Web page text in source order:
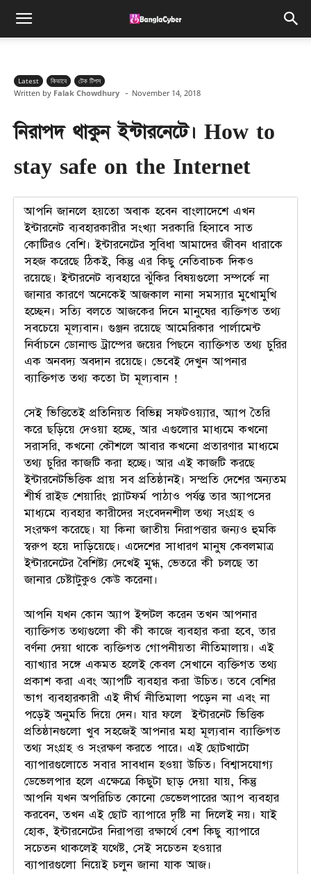
Latest কিভাবে টেক টিপস
Written by Falak Chowdhury - November 14, 2018
নিরাপদ থাকুন ইন্টারনেটে। How to
stay safe on the Internet
আপনি জানলে হয়তো অবাক হবেন বাংলাদেশে এখন
ইন্টারনেট ব্যবহারকারীর সংখ্যা সরকারি হিসাবে সাত
কোটিরও বেশি। ইন্টারনেটের সুবিধা আমাদের জীবন ধারাকে
সহজ করেছে ঠিকই, কিন্তু এর কিছু নেতিবাচক দিকও
রয়েছে। ইন্টারনেট ব্যবহারে ঝুঁকির বিষয়গুলো সম্পর্কে না
জানার কারণে অনেকেই আজকাল নানা সমস্যার মুখোমুখি
হচ্ছেন। সত্যি বলতে আজকের দিনে মানুষের ব্যক্তিগত তথ্য
সবচেয়ে মূল্যবান। গুঞ্জন রয়েছে আমেরিকার পার্লামেন্ট
নির্বাচনে ডোনাল্ড ট্রাম্পের জয়ের পিছনে ব্যাক্তিগত তথ্য চুরির
এক অনবদ্য অবদান রয়েছে। ভেবেই দেখুন আপনার
ব্যাক্তিগত তথ্য কতো টা মূল্যবান !
সেই ভিত্তিতেই প্রতিনিয়ত বিভিন্ন সফটওয়্যার, অ্যাপ তৈরি
করে ছড়িয়ে দেওয়া হচ্ছে, আর এগুলোর মাধ্যমে কখনো
সরাসরি, কখনো কৌশলে আবার কখনো প্রতারণার মাধ্যমে
তথ্য চুরির কাজটি করা হচ্ছে। আর এই কাজটি করছে
ইন্টারনেটভিত্তিক প্রায় সব প্রতিষ্ঠানই। সম্প্রতি দেশের অন্যতম
শীর্ষ রাইড শেয়ারিং প্ল্যাটফর্ম পাঠাও পর্যন্ত তার অ্যাপসের
মাধ্যমে ব্যবহার কারীদের সংবেদনশীল তথ্য সংগ্রহ ও
সংরক্ষণ করেছে। যা কিনা জাতীয় নিরাপত্তার জন্যও হুমকি
স্বরুপ হয়ে দাড়িয়েছে। এদেশের সাধারণ মানুষ কেবলমাত্র
ইন্টারনেটের বৈশিষ্ট্য দেখেই মুগ্ধ, ভেতরে কী চলছে তা
জানার চেষ্টাটুকুও কেউ করেনা।
আপনি যখন কোন অ্যাপ ইন্সটল করেন তখন আপনার
ব্যাক্তিগত তথ্যগুলো কী কী কাজে ব্যবহার করা হবে, তার
বর্ণনা দেয়া থাকে ব্যক্তিগত গোপনীয়তা নীতিমালায়। এই
ব্যাখ্যার সঙ্গে একমত হলেই কেবল সেখানে ব্যক্তিগত তথ্য
প্রকাশ করা এবং অ্যাপটি ব্যবহার করা উচিত। তবে বেশির
ভাগ ব্যবহারকারী এই দীর্ঘ নীতিমালা পড়েন না এবং না
পড়েই অনুমতি দিয়ে দেন। যার ফলে ইন্টারনেট ভিত্তিক
প্রতিষ্ঠানগুলো খুব সহজেই আপনার মহা মূল্যবান ব্যাক্তিগত
তথ্য সংগ্রহ ও সংরক্ষণ করতে পারে। এই ছোটখাটো
ব্যাপারগুলোতে সবার সাবধান হওয়া উচিত। বিশ্বাসযোগ্য
ডেভেলপার হলে এক্ষেত্রে কিছুটা ছাড় দেয়া যায়, কিন্তু
আপনি যখন অপরিচিত কোনো ডেভেলপারের অ্যাপ ব্যবহার
করবেন, তখন এই ছোট ব্যাপারে দৃষ্টি না দিলেই নয়। যাই
হোক, ইন্টারনেটের নিরাপত্তা রক্ষার্থে বেশ কিছু ব্যাপারে
সচেতন থাকলেই যথেষ্ট, সেই সচেতন হওয়ার
ব্যাপারগুলো নিয়েই চলুন জানা যাক আজ।